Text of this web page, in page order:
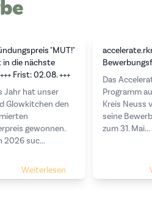
"MUT!"
die nächste
Frist: 02.08. +++
Jahr hat unser
Glowkitchen den
gewonnen.
2026 suc...
Weiterlesen
Das
Programm
Kreis Neuss
seine
zum 31. Mai...